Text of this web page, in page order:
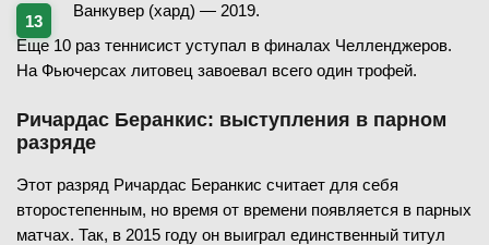
Ванкувер (хард) — 2019.
Еще 10 раз теннисист уступал в финалах Челленджеров.
На Фьючерсах литовец завоевал всего один трофей.
Ричардас Беранкис: выступления в парном
разряде
Этот разряд Ричардас Беранкис считает для себя
второстепенным, но время от времени появляется в парных
матчах. Так, в 2015 году он выиграл единственный титул